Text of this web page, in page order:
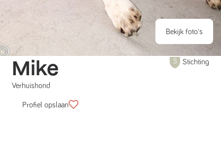
Bekijk foto's
Mike
Verhuishond
Stichting
Profiel opslaan